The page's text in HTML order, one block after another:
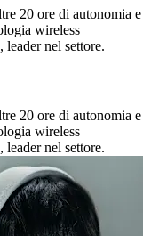
20 ore di autonomia e
wireless
nel settore.
20 ore di autonomia e
wireless
nel settore.